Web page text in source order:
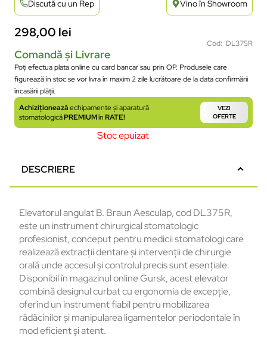
Discută cu un Rep Vino în Showroom
298,00 lei
Cod: DL375R
Comandă și Livrare
Poți efectua plata online cu card bancar sau prin OP. Produsele care
figurează în stoc se vor livra în maxim 2 zile lucrătoare de la data confirmării
încasării plății.
Achiziționeazăechipamente și aparatură
stomatologicăPREMIUMînRATE!
VEZI
OFERTE
Stoc epuizat
DESCRIERE
Elevatorul angulat B. Braun Aesculap, cod DL375R,
este un instrument chirurgical stomatologic
profesionist, conceput pentru medicii stomatologi care
realizează extracții dentare și intervenții de chirurgie
orală unde accesul și controlul precis sunt esențiale.
Disponibil în magazinul online Gursk, acest elevator
combină designul curbat cu ergonomia de excepție,
oferind un instrument fiabil pentru mobilizarea
rădăcinilor și manipularea ligamentelor periodontale în
mod eficient și atent.